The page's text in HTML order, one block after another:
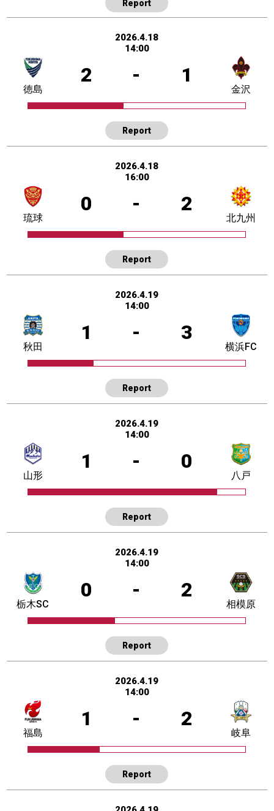
Report
2026.4.18
14:00
2 - 1
徳島 金沢
Report
2026.4.18
16:00
0 - 2
琉球 北九州
Report
2026.4.19
14:00
1 - 3
秋田 横浜FC
Report
2026.4.19
14:00
1 - 0
山形 八戸
Report
2026.4.19
14:00
0 - 2
栃木SC 相模原
Report
2026.4.19
14:00
1 - 2
福島 岐阜
Report